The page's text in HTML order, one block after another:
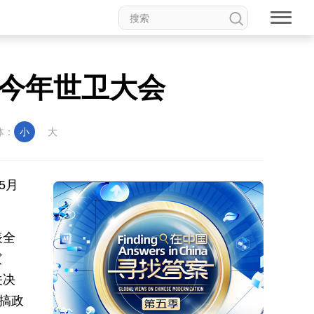
年世卫大会
小 大
决
政